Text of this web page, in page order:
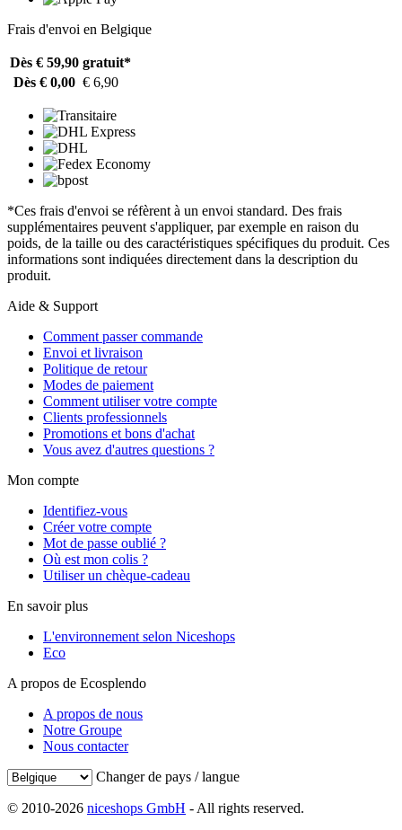
Frais d'envoi en Belgique
Dès € 59,90 gratuit*
Dès € 0,00 € 6,90
*Ces frais d'envoi se réfèrent à un envoi standard. Des frais
supplémentaires peuvent s'appliquer, par exemple en raison du
poids, de la taille ou des caractéristiques spécifiques du produit. Ces
informations sont indiquées directement dans la description du
produit.
Aide & Support
Comment passer commande
Envoi et livraison
Politique de retour
Modes de paiement
Comment utiliser votre compte
Clients professionnels
Promotions et bons d'achat
Vous avez d'autres questions ?
Mon compte
Identifiez-vous
Créer votre compte
Mot de passe oublié ?
Où est mon colis ?
Utiliser un chèque-cadeau
En savoir plus
L'environnement selon Niceshops
Eco
A propos de Ecosplendo
A propos de nous
Notre Groupe
Nous contacter
Changer de pays / langue
© 2010-2026 niceshops GmbH - All rights reserved.